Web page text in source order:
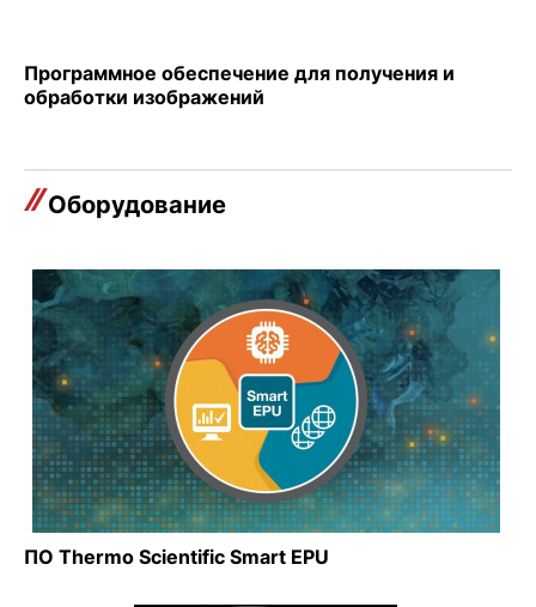
Программное обеспечение для получения и
обработки изображений
Оборудование
ПО Thermo Scientific Smart EPU